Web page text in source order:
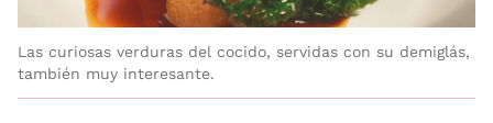
Las curiosas verduras del cocido, servidas con su demiglás,
también muy interesante.